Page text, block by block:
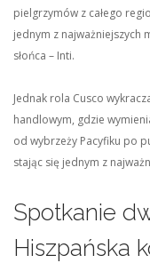
pielgrzymów z całego
jednym z najważniejszych
słońca – Inti.
Jednak rola Cusco
handlowym, gdzie
od wybrzeży Pacyfiku po
stając się jednym z
Spotkanie
Hiszpańska